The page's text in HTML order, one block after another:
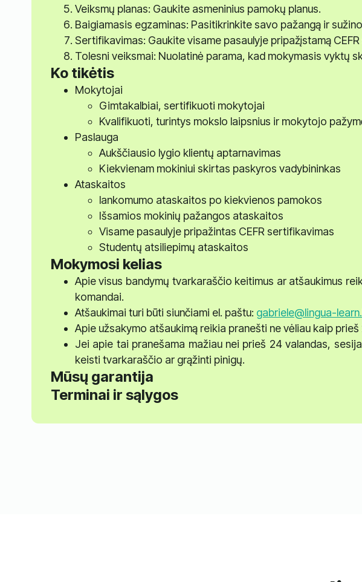
Veiksmų planas: Gaukite asmeninius pamokų planus.
Baigiamasis egzaminas: Pasitikrinkite savo pažangą ir
Sertifikavimas: Gaukite visame pasaulyje pripažįstamą
Tolesni veiksmai: Nuolatinė parama, kad mokymasis vyktų
Ko tikėtis
Mokytojai
Gimtakalbiai, sertifikuoti mokytojai
Kvalifikuoti, turintys mokslo laipsnius ir mokytojo
Paslauga
Aukščiausio lygio klientų aptarnavimas
Kiekvienam mokiniui skirtas paskyros vadybininkas
Ataskaitos
lankomumo ataskaitos po kiekvienos pamokos
Išsamios mokinių pažangos ataskaitos
Visame pasaulyje pripažintas CEFR sertifikavimas
Studentų atsiliepimų ataskaitos
Mokymosi kelias
Apie visus bandymų tvarkaraščio keitimus ar atšaukimus
komandai.
Atšaukimai turi būti siunčiami el. paštu: gabriele@lingua-
Apie užsakymo atšaukimą reikia pranešti ne vėliau kaip prieš
Jei apie tai pranešama mažiau nei prieš 24 valandas,
keisti tvarkaraščio ar grąžinti pinigų.
Mūsų garantija
Terminai ir sąlygos